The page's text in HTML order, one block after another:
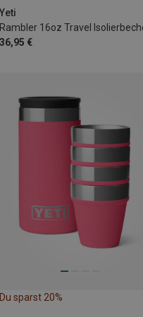
Yeti
Rambler 16oz Travel
36,95 €
Du sparst 20%